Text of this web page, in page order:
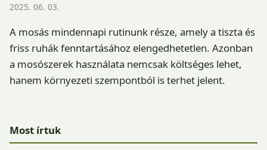
2025. 06. 03.
A mosás mindennapi rutinunk része, amely a tiszta és
friss ruhák fenntartásához elengedhetetlen. Azonban
a mosószerek használata nemcsak költséges lehet,
hanem környezeti szempontból is terhet jelent.
Most írtuk